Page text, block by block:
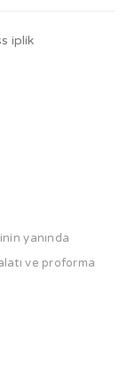
iplik
yanında
ve proforma